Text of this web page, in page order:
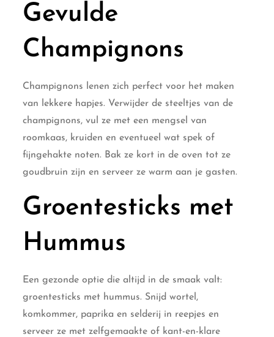
Gevulde
Champignons
Champignons lenen zich perfect voor het maken
van lekkere hapjes. Verwijder de steeltjes van de
champignons, vul ze met een mengsel van
roomkaas, kruiden en eventueel wat spek of
fijngehakte noten. Bak ze kort in de oven tot ze
goudbruin zijn en serveer ze warm aan je gasten.
Groentesticks met
Hummus
Een gezonde optie die altijd in de smaak valt:
groentesticks met hummus. Snijd wortel,
komkommer, paprika en selderij in reepjes en
serveer ze met zelfgemaakte of kant-en-klare